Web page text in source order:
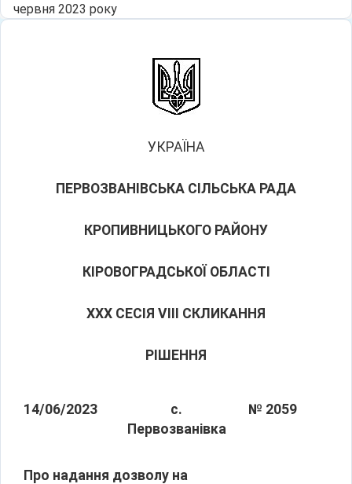
червня 2023 року
УКРАЇНА
ПЕРВОЗВАНІВСЬКА СІЛЬСЬКА РАДА
КРОПИВНИЦЬКОГО РАЙОНУ
КІРОВОГРАДСЬКОЇ ОБЛАСТІ
ХХX СЕСІЯ VIII СКЛИКАННЯ
РІШЕННЯ
14/06/2023
с.
Первозванівка
№ 2059
Про надання дозволу на